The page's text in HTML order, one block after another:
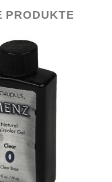
PRODUKTE